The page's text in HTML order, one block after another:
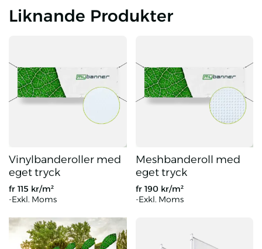
Liknande Produkter
Vinylbanderoller med
eget tryck
fr 115 kr/m²
-Exkl. Moms
Meshbanderoll med
eget tryck
fr 190 kr/m²
-Exkl. Moms